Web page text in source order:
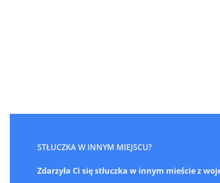
STŁUCZKA W INNYM MIEJSCU?
Zdarzyła Ci się stłuczka w innym mieście z